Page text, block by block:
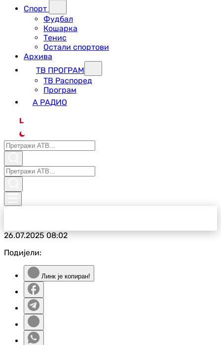
Спорт
Фудбал
Кошарка
Тенис
Остали спортови
Архива
ТВ ПРОГРАМ
ТВ Распоред
Програм
А РАДИО
L
26.07.202508:02
Подијели:
Линк је копиран!